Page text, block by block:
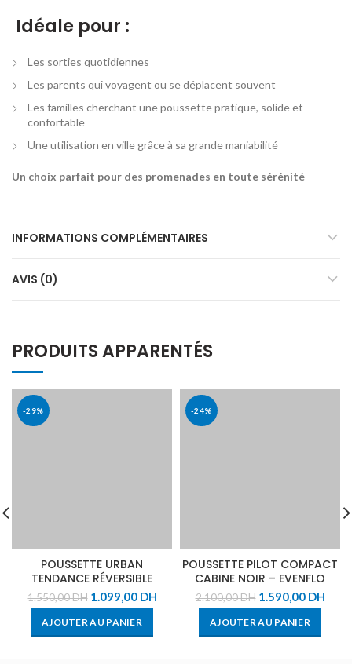
Idéale pour :
Les sorties quotidiennes
Les parents qui voyagent ou se déplacent souvent
Les familles cherchant une poussette pratique, solide et
confortable
Une utilisation en ville grâce à sa grande maniabilité
Un choix parfait pour des promenades en toute sérénité
INFORMATIONS COMPLÉMENTAIRES
AVIS (0)
PRODUITS APPARENTÉS
-29%
POUSSETTE URBAN
TENDANCE RÉVERSIBLE
GRENAT – MON BÉBÉ
1.550,00DH 1.099,00DH
AJOUTER AU PANIER
-24%
POUSSETTE PILOT COMPACT
CABINE NOIR – EVENFLO
2.100,00DH 1.590,00DH
AJOUTER AU PANIER